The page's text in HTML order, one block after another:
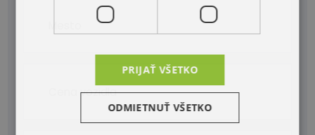
PRIJAŤ VŠETKO
ODMIETNUŤ VŠETKO